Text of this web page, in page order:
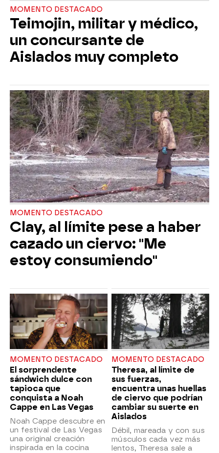
MOMENTO DESTACADO
Teimojin, militar y médico,
un concursante de
Aislados muy completo
MOMENTO DESTACADO
Clay, al límite pese a haber
cazado un ciervo: "Me
estoy consumiendo"
MOMENTO DESTACADO
El sorprendente
sándwich dulce con
tapioca que
conquista a Noah
Cappe en Las Vegas
Noah Cappe descubre en
un festival de Las Vegas
una original creación
inspirada en la cocina
MOMENTO DESTACADO
Theresa, al límite de
sus fuerzas,
encuentra unas huellas
de ciervo que podrían
cambiar su suerte en
Aislados
Débil, mareada y con sus
músculos cada vez más
lentos, Theresa sale a